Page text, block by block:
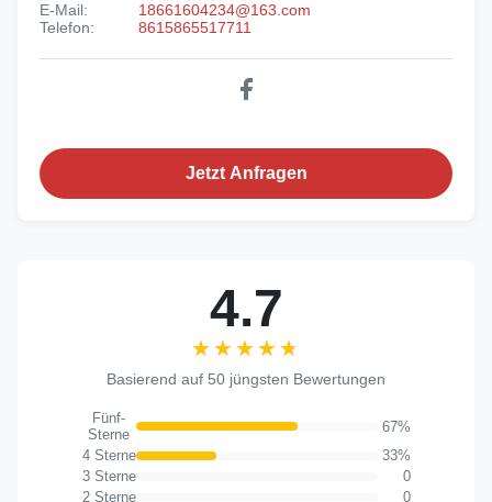
E-Mail:
18661604234@163.com
Telefon:
8615865517711
Jetzt Anfragen
4.7
★★★★★
★★★★★
Basierend auf 50 jüngsten Bewertungen
Fünf-
Sterne
67%
4 Sterne
33%
3 Sterne
0
2 Sterne
0